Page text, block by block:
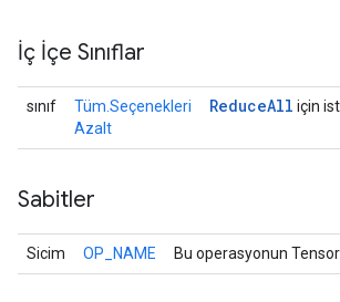
İç İçe Sınıflar
sınıf
Tüm.Seçenekleri
Azalt
ReduceAll için
Sabitler
Sicim OP_NAME Bu operasyonun